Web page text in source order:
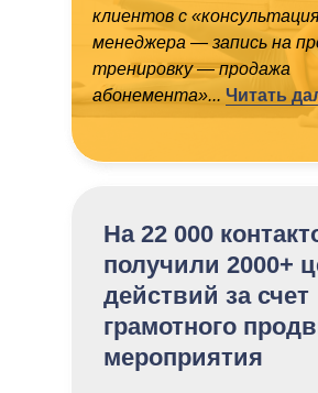
клиентов с
менеджера — запись на
тренировку — продажа
абонемента»... Читать
На 22 000
получили 2000+
действий за счет
грамотного
мероприятия